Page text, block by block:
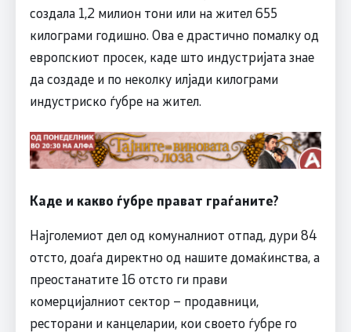
создала 1,2 милион тони или на жител 655
килограми годишно. Ова е драстично помалку од
европскиот просек, каде што индустријата знае
да создаде и по неколку илјади килограми
индустриско ѓубре на жител.
Каде и какво ѓубре прават граѓаните?
Најголемиот дел од комуналниот отпад, дури 84
отсто, доаѓа директно од нашите домаќинства, а
преостанатите 16 отсто ги прави
комерцијалниот сектор – продавници,
ресторани и канцеларии, кои своето ѓубре го